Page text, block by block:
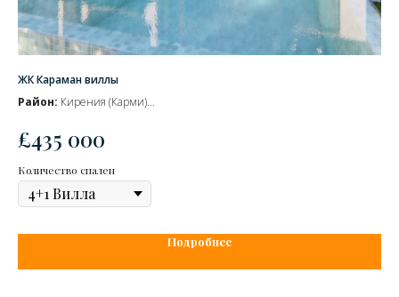
ЖК Караман виллы
Район: Кирения (Карми)
В продаже объекты стоимостью от:
£435 000
Количество спален
Подробнее